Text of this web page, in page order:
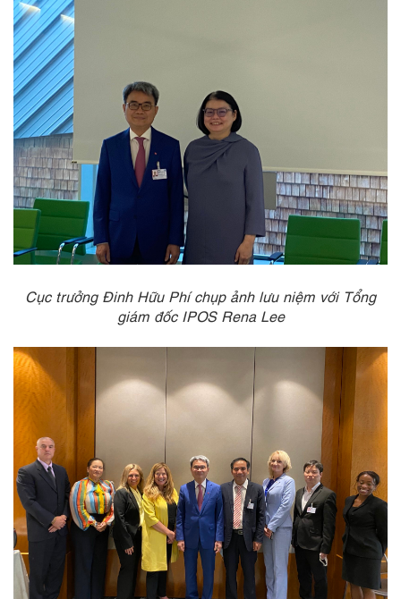
Cục trưởng Đinh Hữu Phí chụp ảnh lưu niệm với Tổng
giám đốc IPOS Rena Lee